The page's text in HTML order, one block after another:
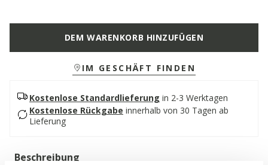
DEM WARENKORB HINZUFÜGEN
IM GESCHÄFT FINDEN
Kostenlose Standardlieferung in 2-3 Werktagen
Kostenlose Rückgabe innerhalb von 30 Tagen ab
Lieferung
Beschreibung